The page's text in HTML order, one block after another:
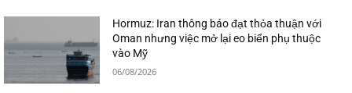
Hormuz: Iran thông báo đạt thỏa thuận với
Oman nhưng việc mở lại eo biển phụ thuộc
vào Mỹ
06/08/2026